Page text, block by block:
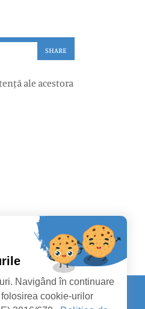
SHARE
ale acestora
Navigând în continuare
cookie-urilor